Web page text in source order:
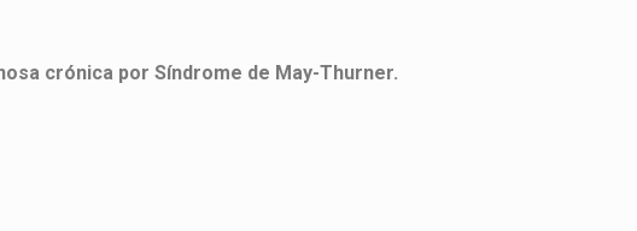
crónica por Síndrome de May-Thurner.